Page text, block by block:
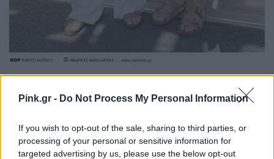
Pink.gr - Do Not Process My Personal Information
If you wish to opt-out of the sale, sharing to third parties, or
processing of your personal or sensitive information for
targeted advertising by us, please use the below opt-out